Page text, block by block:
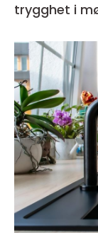
trygghet i